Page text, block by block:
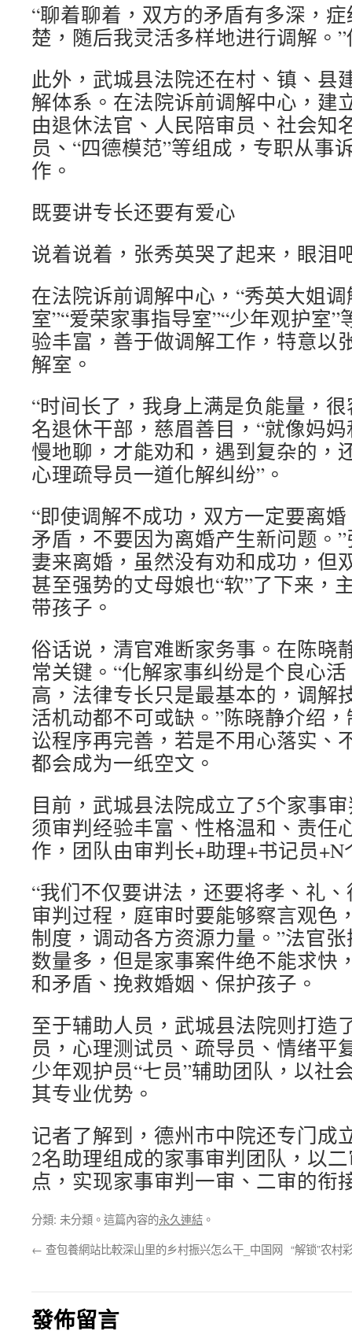
“聊着聊着，双方的矛盾有多深，
楚，随后我灵活多样地进行调解。
此外，武城县法院还在村、镇、县
解体系。在法院诉前调解中心，建
由退休法官、人民陪审员、社会知
员、“四德模范”等组成，专职从事
作。
既要讲专长还要有爱心
说着说着，张秀英哭了起来，眼泪
在法院诉前调解中心，“秀英大姐
室”“爱荣家事指导室”“少年观护室
验丰富，善于做调解工作，特意以
解室。
“时间长了，我身上满是负能量，
名退休干部，慈眉善目，“就像妈
慢地聊，才能劝和，遇到复杂的，
心理疏导员一道化解纠纷”。
“即使调解不成功，双方一定要离
矛盾，不要因为离婚产生新问题。
妻来离婚，虽然没有劝和成功，但
甚至强势的丈母娘也“软”了下来，
带孩子。
俗话说，清官难断家务事。在陈晓
常关键。“化解家事纠纷是个良心
高，法律专长只是最基本的，调解
活机动都不可或缺。”陈晓静介绍
讼程序再完善，若是不用心落实、
都会成为一纸空文。
目前，武城县法院成立了5个家事
须审判经验丰富、性格温和、责任
作，团队由审判长+助理+书记员
“我们不仅要讲法，还要将孝、礼
审判过程，庭审时要能够察言观色
制度，调动各方资源力量。”法官
数量多，但是家事案件绝不能求快
和矛盾、挽救婚姻、保护孩子。
至于辅助人员，武城县法院则打造
员，心理测试员、疏导员、情绪平
少年观护员“七员”辅助团队，以社
其专业优势。
记者了解到，德州市中院还专门成
2名助理组成的家事审判团队，以
点，实现家事审判一审、二审的衔
分類: 未分類。這篇內容的永久連結 。
← 查包養網站比較深山里的乡村振兴怎么干_中国网 “解锁”农村
發佈留言